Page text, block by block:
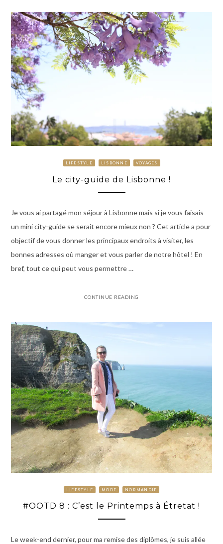
LIFESTYLE LISBONNE VOYAGES
Le city-guide de Lisbonne !
Je vous ai partagé mon séjour à Lisbonne mais si je vous faisais
un mini city-guide se serait encore mieux non ? Cet article a pour
objectif de vous donner les principaux endroits à visiter, les
bonnes adresses où manger et vous parler de notre hôtel ! En
bref, tout ce qui peut vous permettre …
CONTINUE READING
LIFESTYLE MODE NORMANDIE
#OOTD 8 : C’est le Printemps à Étretat !
Le week-end dernier, pour ma remise des diplômes, je suis allée